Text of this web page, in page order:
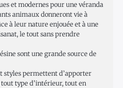
et modernes pour une véranda
animaux donneront vie à
à leur nature enjouée et à une
le tout sans prendre
sont une grande source de
styles permettent d’apporter
type d’intérieur, tout en